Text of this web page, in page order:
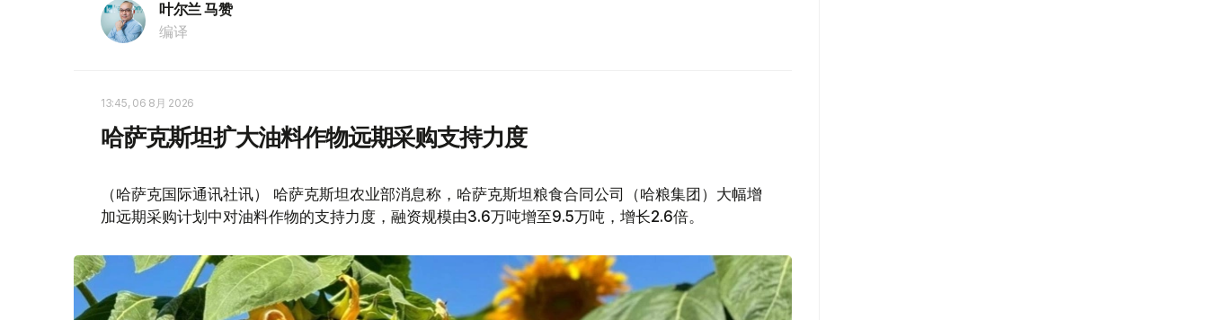
叶尔兰 马赞
编译
13:45, 06 8月 2026
哈萨克斯坦扩大油料作物远期采购支持力度
（哈萨克国际通讯社讯） 哈萨克斯坦农业部消息称，哈萨克斯坦粮食合同公司（哈粮集团）大幅增
加远期采购计划中对油料作物的支持力度，融资规模由3.6万吨增至9.5万吨，增长2.6倍。